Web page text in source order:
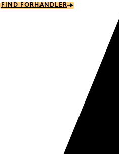
Skip
FIND FORHANDLER